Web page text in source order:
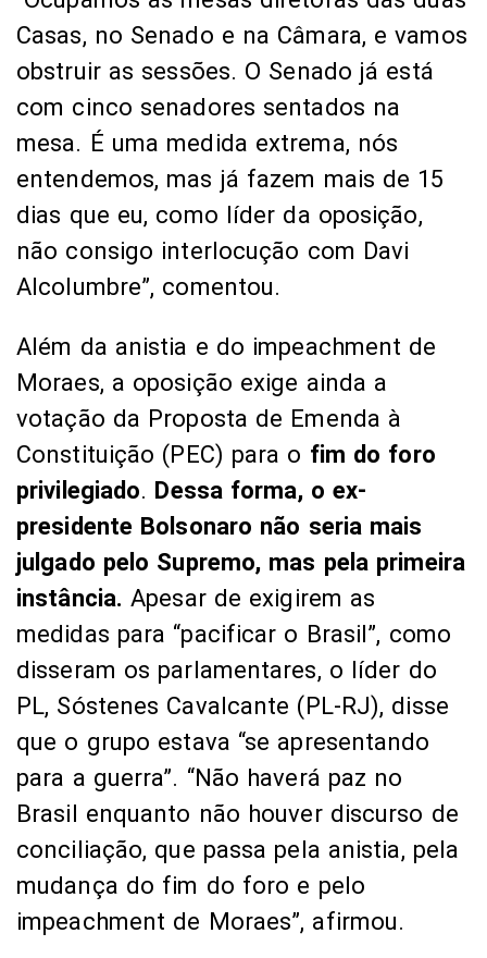
Casas, no Senado e na Câmara, e vamos
obstruir as sessões. O Senado já está
com cinco senadores sentados na
mesa. É uma medida extrema, nós
entendemos, mas já fazem mais de 15
dias que eu, como líder da oposição,
não consigo interlocução com Davi
Alcolumbre”, comentou.
Além da anistia e do impeachment de
Moraes, a oposição exige ainda a
votação da Proposta de Emenda à
Constituição (PEC) para o fim do foro
privilegiado. Dessa forma, o ex-
presidente Bolsonaro não seria mais
julgado pelo Supremo, mas pela primeira
instância. Apesar de exigirem as
medidas para “pacificar o Brasil”, como
disseram os parlamentares, o líder do
PL, Sóstenes Cavalcante (PL-RJ), disse
que o grupo estava “se apresentando
para a guerra”. “Não haverá paz no
Brasil enquanto não houver discurso de
conciliação, que passa pela anistia, pela
mudança do fim do foro e pelo
impeachment de Moraes”, afirmou.